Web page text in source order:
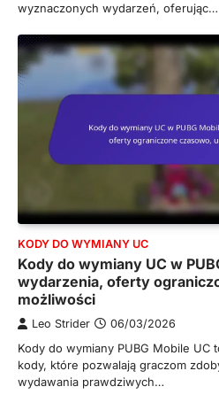
wyznaczonych wydarzeń, oferując…
KODY DO WYMIANY UC
Kody do wymiany UC w
wydarzenia, oferty
możliwości
Leo Strider 06/03/2026
Kody do wymiany PUBG Mobile UC
kody, które pozwalają graczom
wydawania prawdziwych…